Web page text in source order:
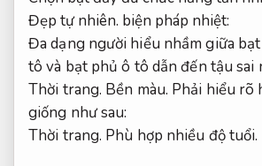
Đẹp tự nhiên. biện pháp nhiệt:
Đa dạng người hiểu nhầm giữa
tô và bạt phủ ô tô dẫn đến tậu sai
Thời trang. Bền màu. Phải hiểu rõ
giống như sau:
Thời trang. Phù hợp nhiều độ tuổi.